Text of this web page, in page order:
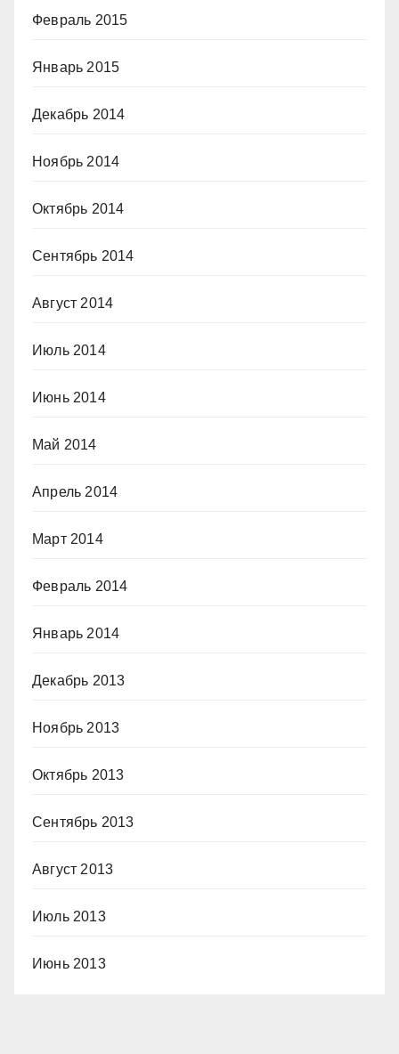
Февраль 2015
Январь 2015
Декабрь 2014
Ноябрь 2014
Октябрь 2014
Сентябрь 2014
Август 2014
Июль 2014
Июнь 2014
Май 2014
Апрель 2014
Март 2014
Февраль 2014
Январь 2014
Декабрь 2013
Ноябрь 2013
Октябрь 2013
Сентябрь 2013
Август 2013
Июль 2013
Июнь 2013